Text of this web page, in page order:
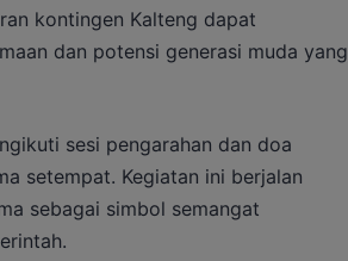
kontingen Kalteng dapat
dan potensi generasi muda yang
sesi pengarahan dan doa
setempat. Kegiatan ini berjalan
sebagai simbol semangat